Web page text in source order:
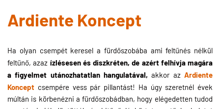
Ardiente Koncept
Ha olyan csempét keresel a fürdőszobába ami feltűnés nélkül
feltűnő, azaz ízlésesen és diszkréten, de azért felhívja magára
a figyelmet utánozhatatlan hangulatával, akkor az Ardiente
Koncept csempére vess pár pillantást! Ha úgy szeretnél évek
múltán is körbenézni a fürdőszobádban, hogy elégedetten tudod